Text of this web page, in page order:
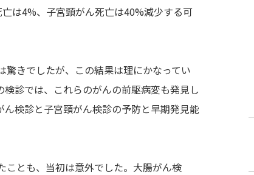
は4%、子宮頸がん死亡は40%減少する可
きでしたが、この結果は理にかなってい
診では、これらのがんの前駆病変も発見し
検診と子宮頸がん検診の予防と早期発見能
ことも、当初は意外でした。大腸がん検